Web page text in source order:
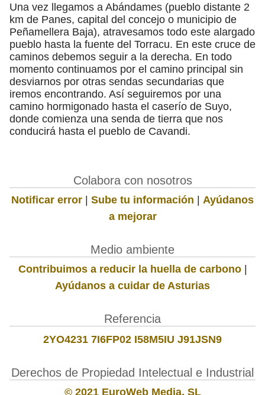
Una vez llegamos a Abándames (pueblo distante 2
km de Panes, capital del concejo o municipio de
Peñamellera Baja), atravesamos todo este alargado
pueblo hasta la fuente del Torracu. En este cruce de
caminos debemos seguir a la derecha. En todo
momento continuamos por el camino principal sin
desviarnos por otras sendas secundarias que
iremos encontrando. Así seguiremos por una
camino hormigonado hasta el caserío de Suyo,
donde comienza una senda de tierra que nos
conducirá hasta el pueblo de Cavandi.
Colabora con nosotros
Notificar error | Sube tu información | Ayúdanos
a mejorar
Medio ambiente
Contribuimos a reducir la huella de carbono|
Ayúdanos a cuidar de Asturias
Referencia
2YO4231 7I6FP02 I58M5IU J91JSN9
Derechos de Propiedad Intelectual e Industrial
© 2021 EuroWeb Media, SL